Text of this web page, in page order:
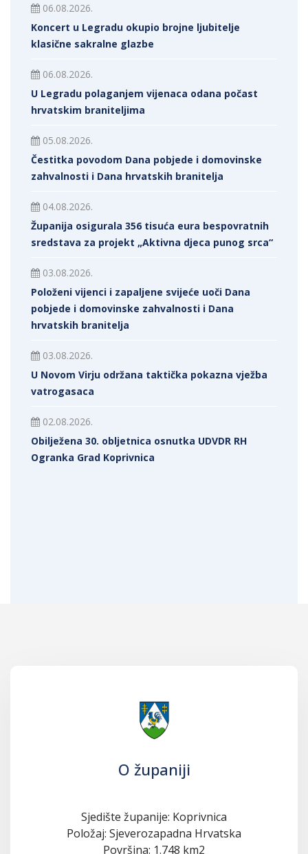
06.08.2026.
Koncert u Legradu okupio brojne ljubitelje
klasične sakralne glazbe
06.08.2026.
U Legradu polaganjem vijenaca odana počast
hrvatskim braniteljima
05.08.2026.
Čestitka povodom Dana pobjede i domovinske
zahvalnosti i Dana hrvatskih branitelja
04.08.2026.
Županija osigurala 356 tisuća eura bespovratnih
sredstava za projekt „Aktivna djeca punog srca“
03.08.2026.
Položeni vijenci i zapaljene svijeće uoči Dana
pobjede i domovinske zahvalnosti i Dana
hrvatskih branitelja
03.08.2026.
U Novom Virju održana taktička pokazna vježba
vatrogasaca
02.08.2026.
Obilježena 30. obljetnica osnutka UDVDR RH
Ogranka Grad Koprivnica
O županiji
Sjedište županije: Koprivnica
Položaj: Sjeverozapadna Hrvatska
Površina: 1.748 km2